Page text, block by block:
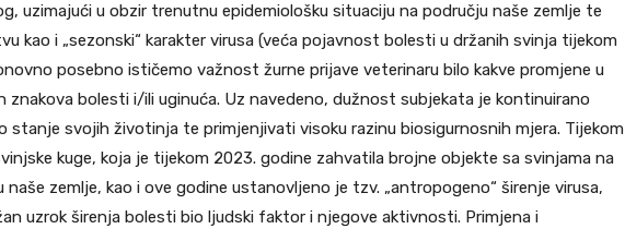
uzimajući u obzir trenutnu epidemiološku situaciju na području naše zemlje te
kao i „sezonski“ karakter virusa (veća pojavnost bolesti u držanih svinja tijekom
posebno ističemo važnost žurne prijave veterinaru bilo kakve promjene u
znakova bolesti i/ili uginuća. Uz navedeno, dužnost subjekata je kontinuirano
stanje svojih životinja te primjenjivati visoku razinu biosigurnosnih mjera. Tijekom
kuge, koja je tijekom 2023. godine zahvatila brojne objekte sa svinjama na
zemlje, kao i ove godine ustanovljeno je tzv. „antropogeno“ širenje virusa,
uzrok širenja bolesti bio ljudski faktor i njegove aktivnosti. Primjena i